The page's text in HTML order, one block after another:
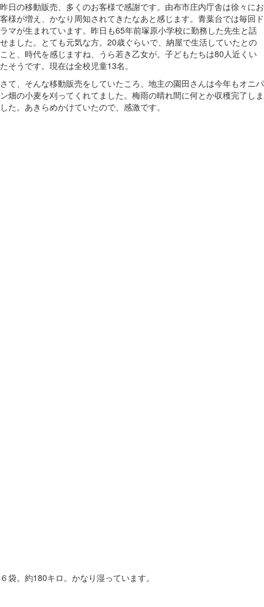
昨日の移動販売、多くのお客様で感謝です。由布市庄内庁舎は徐々にお
客様が増え、かなり周知されてきたなあと感じます。青葉台では毎回ド
ラマが生まれています。昨日も65年前塚原小学校に勤務した先生と話
せました。とても元気な方。20歳ぐらいで、納屋で生活していたとの
こと、時代を感じますね、うら若き乙女が。子どもたちは80人近くい
たそうです。現在は全校児童13名。
さて、そんな移動販売をしていたころ、地主の園田さんは今年もオニパ
ン畑の小麦を刈ってくれてました。梅雨の晴れ間に何とか収穫完了しま
した。あきらめかけていたので、感激です。
６袋。約180キロ。かなり湿っています。